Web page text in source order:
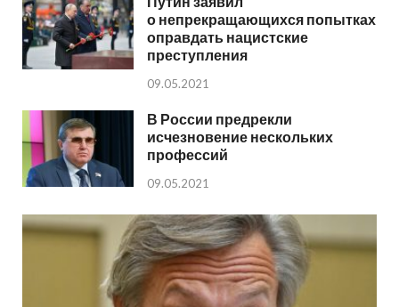
о непрекращающихся попытках
оправдать нацистские
преступления
09.05.2021
В России предрекли
исчезновение нескольких
профессий
09.05.2021